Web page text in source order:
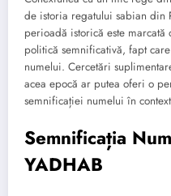
de istoria regatului sabian din
perioadă istorică este marcată
politică semnificativă, fapt
numelui. Cercetări
acea epocă ar putea oferi o
semnificației numelui în
Semnificația
YADHAB